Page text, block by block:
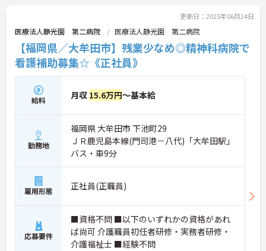
更新日：2025年06月24日
医療法人静光園 第二病院 医療法人静光園 第二病院
【福岡県／大牟田市】残業少なめ◎精神科病院で
看護補助募集☆《正社員》
給料 月収 15.6万円～基本給
勤務地
福岡県 大牟田市 下池町29
ＪＲ鹿児島本線(門司港－八代)「大牟田駅」
バス・車9分
雇用形態 正社員(正職員)
応募要件
■資格不問 ■以下のいずれかの資格があれ
ば尚可 介護職員初任者研修・実務者研修・
介護福祉士 ■経験不問